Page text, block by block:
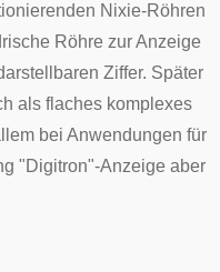
Nixie-Röhren
Röhre zur Anzeige
Ziffer. Später
als flaches komplexes
bei Anwendungen für
"Digitron"-Anzeige aber